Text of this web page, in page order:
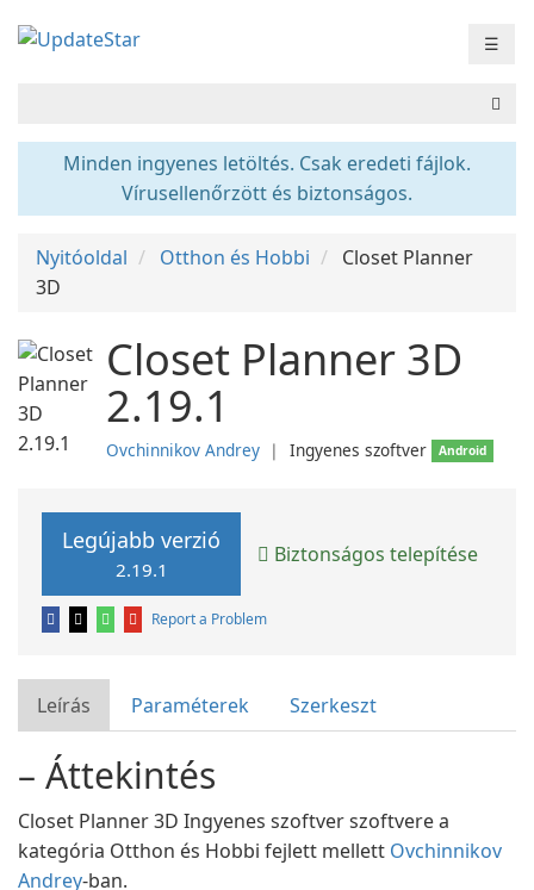
☰
Minden ingyenes letöltés. Csak eredeti fájlok.
Vírusellenőrzött és biztonságos.
Nyitóoldal Otthon és Hobbi
Closet Planner
3D
Closet Planner 3D
2.19.1
Ovchinnikov Andrey ❘ Ingyenes szoftver Android
Legújabb verzió
2.19.1
Biztonságos telepítése
Report a Problem
Leírás Paraméterek Szerkeszt
– Áttekintés
Closet Planner 3D Ingyenes szoftver szoftvere a
kategória Otthon és Hobbi fejlett mellett Ovchinnikov
Andrey-ban.